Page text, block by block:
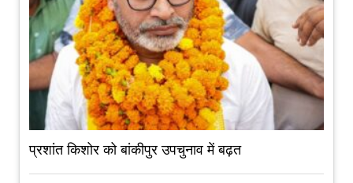
प्रशांत किशोर को बांकीपुर उपचुनाव में बढ़त